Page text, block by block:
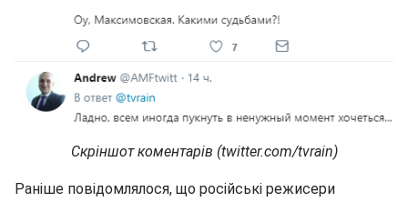
Скріншот коментарів (twitter.com/tvrain)
Раніше повідомлялося, що російські режисери